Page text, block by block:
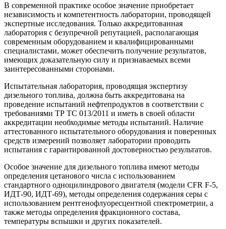
В современной практике особое значение приобретает
независимость и компетентность лаборатории, проводящей
экспертные исследования. Только аккредитованная
лаборатория с безупречной репутацией, располагающая
современным оборудованием и квалифицированными
специалистами, может обеспечить получение результатов,
имеющих доказательную силу и признаваемых всеми
заинтересованными сторонами.
Испытательная лаборатория, проводящая экспертизу
дизельного топлива, должна быть аккредитована на
проведение испытаний нефтепродуктов в соответствии с
требованиями ТР ТС 013/2011 и иметь в своей области
аккредитации необходимые методы испытаний. Наличие
аттестованного испытательного оборудования и поверенных
средств измерений позволяет лаборатории проводить
испытания с гарантированной достоверностью результатов.
Особое значение для дизельного топлива имеют методы
определения цетанового числа с использованием
стандартного одноцилиндрового двигателя (модели CFR F-5,
ИДТ-90, ИДТ-69), методы определения содержания серы с
использованием рентгенофлуоресцентной спектрометрии, а
также методы определения фракционного состава,
температуры вспышки и других показателей.